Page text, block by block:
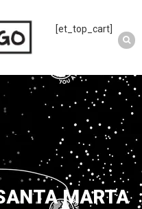
[et_top_cart]
MARTA